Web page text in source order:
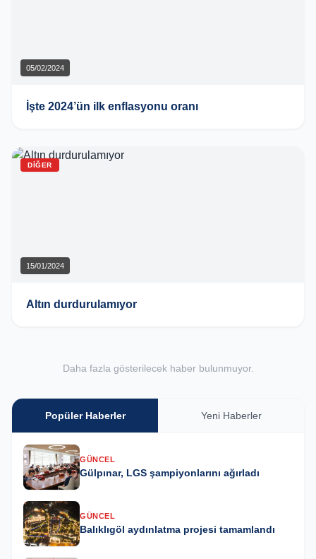
05/02/2024
İşte 2024’ün ilk enflasyonu oranı
DIĞER
15/01/2024
Altın durdurulamıyor
Daha fazla gösterilecek haber bulunmuyor.
Popüler Haberler Yeni Haberler
GÜNCEL
Gülpınar, LGS şampiyonlarını ağırladı
GÜNCEL
Balıklıgöl aydınlatma projesi tamamlandı